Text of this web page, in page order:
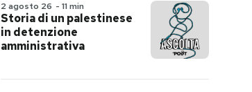
2 agosto 26 - 11 min
Storia di un palestinese
in detenzione
amministrativa